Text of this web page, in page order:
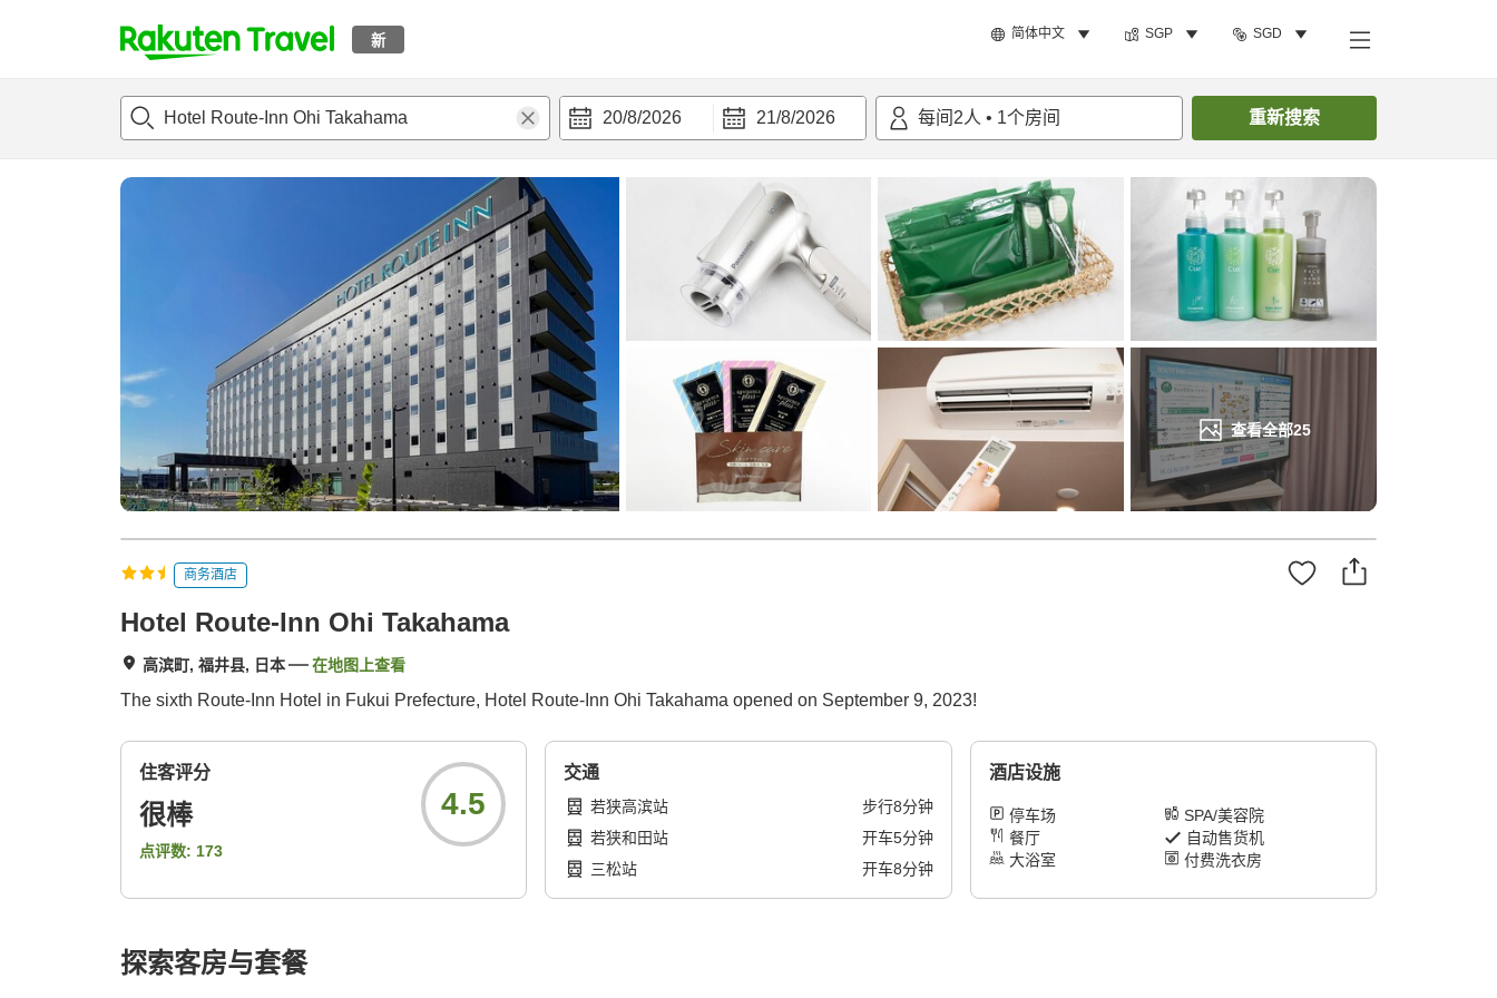
新 简体中文 SGP SGD
t
p
a
h
20/8/2026 21/8/2026 每间 2人 • 1个房间 重新搜索
查看全部25
概况 客房及住宿套餐 评论 设施 搜索客房
商务酒店
Hotel Route-Inn Ohi Takahama
高滨町, 福井县, 日本 在地图上查看
The sixth Route-Inn Hotel in Fukui Prefecture, Hotel Route-Inn Ohi Takahama opened on September 9, 2023!
住客评分
很棒
点评数: 173
4.5
交通
若狭高滨站 步行8分钟
若狭和田站
开车5分钟
三松站
开车8分钟
酒店设施
停车场
SPA/美容院
餐厅
自动售货机
大浴室
付费洗衣房
探索客房与套餐